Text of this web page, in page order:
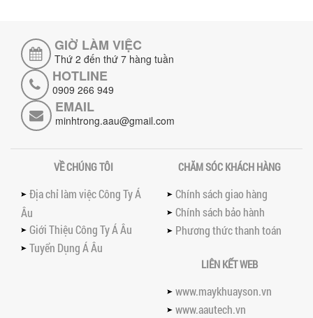
TOÀN, HIỆU QUẢ
Hướng dẫn chi tiết những lưu ý khi lắp
đặt và vận hành máy khuấy hóa chất
NGHIỆP VÀ MÁY TRỘN BỘT GIA ĐÌNH:
KHÁC BIỆT VỀ HIỆU QUẢ & NĂNG SUẤT
đình về hiệu quả, năng suất và...
SO SÁNH MÁY KHUẤY PHÒNG NỔ VỚI MÁY
KHUẤY THƯỜNG: KHÁC BIỆT VÀ GIÁ TRỊ
MANG LẠI
So sánh máy khuấy phòng nổ và máy
toàn, giá trị mang lại, ứng dụng...
30HP: TĂNG ĐỘ ỔN ĐỊNH VÀ AN TOÀN KHI
VẬN HÀNH
GIỜ LÀM VIỆC
Thứ 2 đến thứ 7 hàng tuần
HOTLINE
0909 266 949
EMAIL
minhtrong.aau@gmail.com
VỀ CHÚNG TÔI
Địa chỉ làm việc Công Ty Á
Âu
Giới Thiệu Công Ty Á Âu
Tuyển Dụng Á Âu
CHĂM SÓC KHÁCH HÀNG
Chính sách giao hàng
Chính sách bảo hành
Phương thức thanh toán
LIÊN KẾT WEB
www.maykhuayson.vn
www.aautech.vn